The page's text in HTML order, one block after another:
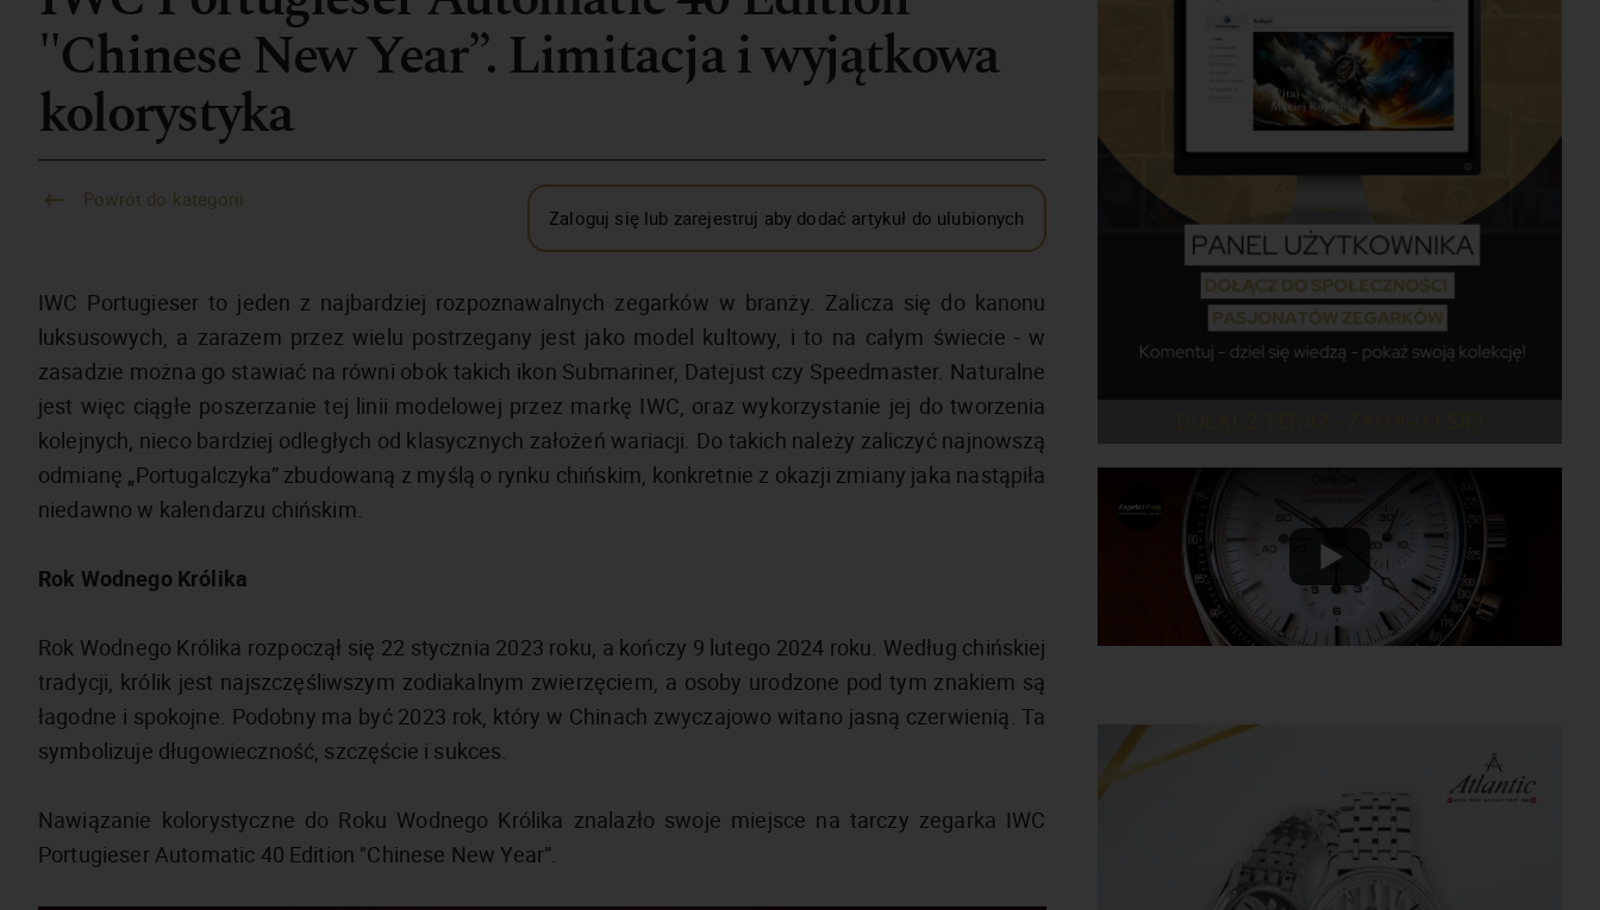
"Chinese New Year”. Limitacja i wyjątkowa
kolorystyka
Powrót do kategorii
Zaloguj się lub zarejestruj aby dodać artykuł do ulubionych
IWC Portugieser to jeden z najbardziej rozpoznawalnych zegarków w branży. Zalicza się do kanonu
luksusowych, a zarazem przez wielu postrzegany jest jako model kultowy, i to na całym świecie - w
zasadzie można go stawiać na równi obok takich ikon Submariner, Datejust czy Speedmaster. Naturalne
jest więc ciągłe poszerzanie tej linii modelowej przez markę IWC, oraz wykorzystanie jej do tworzenia
kolejnych, nieco bardziej odległych od klasycznych założeń wariacji. Do takich należy zaliczyć najnowszą
odmianę „Portugalczyka” zbudowaną z myślą o rynku chińskim, konkretnie z okazji zmiany jaka nastąpiła
niedawno w kalendarzu chińskim.
Rok Wodnego Królika
Rok Wodnego Królika rozpoczął się 22 stycznia 2023 roku, a kończy 9 lutego 2024 roku. Według chińskiej
tradycji, królik jest najszczęśliwszym zodiakalnym zwierzęciem, a osoby urodzone pod tym znakiem są
łagodne i spokojne. Podobny ma być 2023 rok, który w Chinach zwyczajowo witano jasną czerwienią. Ta
symbolizuje długowieczność, szczęście i sukces.
Nawiązanie kolorystyczne do Roku Wodnego Królika znalazło swoje miejsce na tarczy zegarka IWC
Portugieser Automatic 40 Edition "Chinese New Year”.